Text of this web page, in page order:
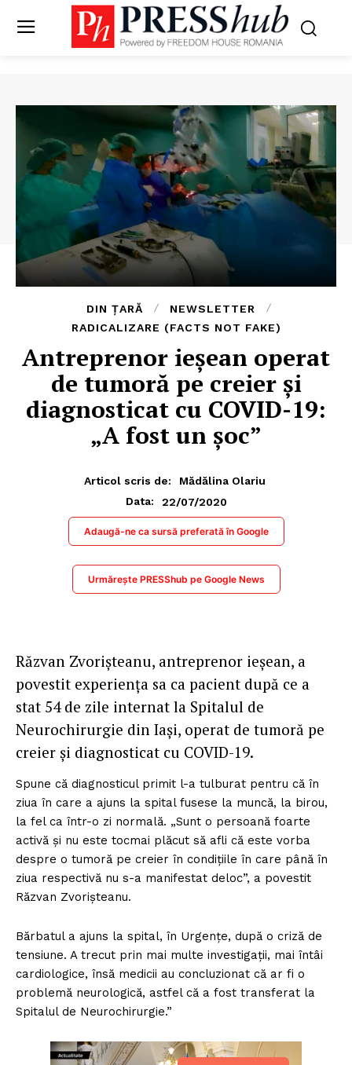
DIN ȚARĂ
NEWSLETTER
RADICALIZARE (FACTS NOT FAKE)
Antreprenor ieșean operat
de tumoră pe creier și
diagnosticat cu COVID-19:
„A fost un șoc”
Articol scris de:
Mădălina Olariu
Data:
22/07/2020
Adaugă-ne ca sursă preferată în Google
Urmărește PRESShub pe Google News
Răzvan Zvorișteanu, antreprenor ieșean, a
povestit experiența sa ca pacient după ce a
stat 54 de zile internat la Spitalul de
Neurochirurgie din Iași, operat de tumoră pe
creier și diagnosticat cu COVID-19.
Spune că diagnosticul primit l-a tulburat pentru că în
ziua în care a ajuns la spital fusese la muncă, la birou,
la fel ca într-o zi normală. „Sunt o persoană foarte
activă și nu este tocmai plăcut să afli că este vorba
despre o tumoră pe creier în condițiile în care până în
ziua respectivă nu s-a manifestat deloc”, a povestit
Răzvan Zvorișteanu.
Bărbatul a ajuns la spital, în Urgențe, după o criză de
tensiune. A trecut prin mai multe investigații, mai întâi
cardiologice, însă medicii au concluzionat că ar fi o
problemă neurologică, astfel că a fost transferat la
Spitalul de Neurochirurgie.”